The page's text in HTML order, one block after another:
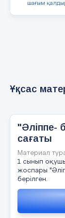
• ?
шағым
Ұқсас
"Әліппе-
сағаты
Материал
1 сынып
жоспары
берілген.